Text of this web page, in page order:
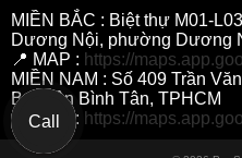
MIỀN BẮC : Biệt thự M01-
Dương Nội, phường Dương
📍 MAP : https://
MIỀN NAM : Số 409 Trần
B, Quận Bình Tân, TPHCM
📍 MAP : https://
Call